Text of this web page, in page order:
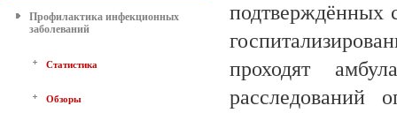
Профилактика инфекционных
заболеваний
Статистика
Обзоры
подтверждённых
проходят
расследований